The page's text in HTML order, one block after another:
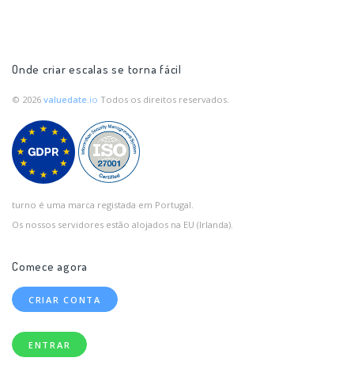
Onde criar escalas se torna fácil
© 2026 valuedate.io Todos os direitos reservados.
turno é uma marca registada em Portugal.
Os nossos servidores estão alojados na EU (Irlanda).
Comece agora
CRIAR CONTA
ENTRAR